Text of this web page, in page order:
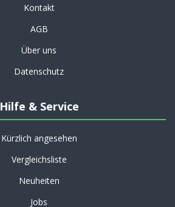
Kontakt
AGB
Über uns
Datenschutz
Hilfe & Service
Kürzlich angesehen
Vergleichsliste
Neuheiten
Jobs